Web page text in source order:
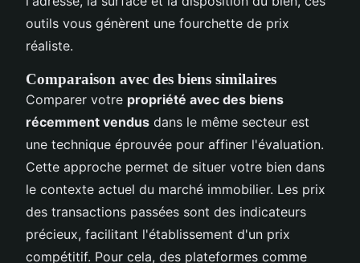
outils vous génèrent une fourchette de prix
réaliste.
Comparaison avec des biens similaires
Comparer votre propriété avec des biens
récemment vendus dans le même secteur est
une technique éprouvée pour affiner l'évaluation.
Cette approche permet de situer votre bien dans
le contexte actuel du marché immobilier. Les prix
des transactions passées sont des indicateurs
précieux, facilitant l'établissement d'un prix
compétitif. Pour cela, des plateformes comme